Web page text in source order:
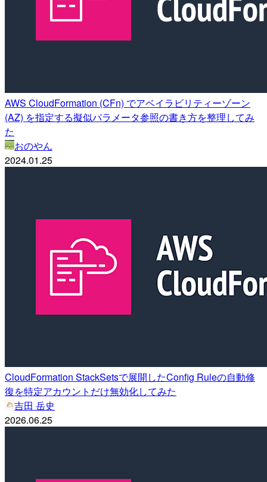
AWS CloudFormation (CFn) でアベイラビリティーゾーン
(AZ) を指定する擬似パラメータ参照の書き方を整理してみ
た
おのやん
2024.01.25
CloudFormation StackSetsで展開したConfig Ruleの自動修
復を特定アカウントだけ無効化してみた
吉田 岳史
2026.06.25